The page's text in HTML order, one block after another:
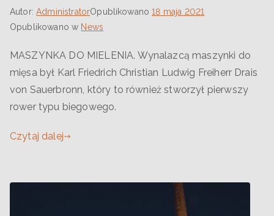
Autor:AdministratorOpublikowano18 maja 2021
Opublikowano w News
MASZYNKA DO MIELENIA. Wynalazcą maszynki do
mięsa był Karl Friedrich Christian Ludwig Freiherr Drais
von Sauerbronn, który to również stworzył pierwszy
rower typu biegowego.
Czytaj dalej